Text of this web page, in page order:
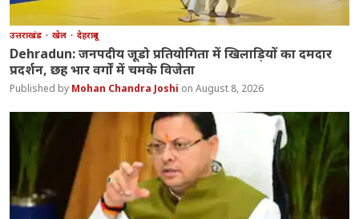
उत्तराखंड खेल देहरादून
Dehradun: जनपदीय जूडो प्रतियोगिता में खिलाड़ियों का दमदार
प्रदर्शन, छह भार वर्गों में चमके विजेता
Mohan Chandra Joshi August 8, 2026